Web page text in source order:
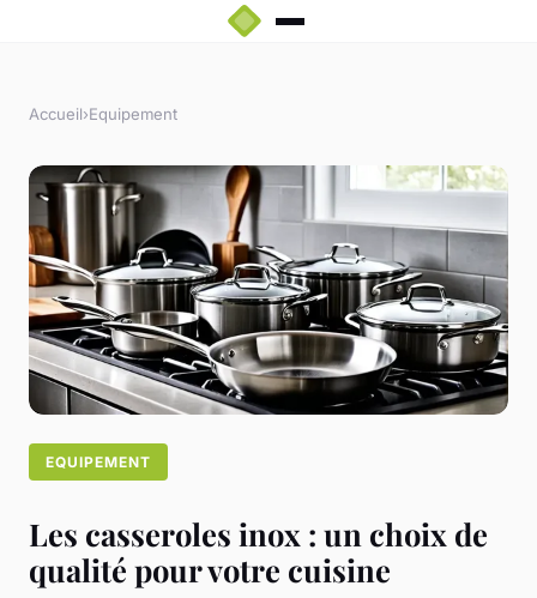
Accueil›Equipement
EQUIPEMENT
Les casseroles inox : un choix de
qualité pour votre cuisine